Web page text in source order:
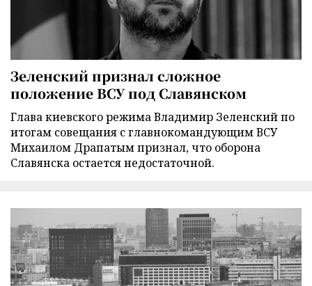
Зеленский признал сложное
положение ВСУ под Славянском
Глава киевского режима Владимир Зеленский по
итогам совещания с главнокомандующим ВСУ
Михаилом Драпатым признал, что оборона
Славянска остается недостаточной.